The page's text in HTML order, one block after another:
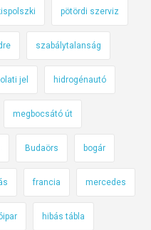
pötördi szerviz
szabálytalanság
jel hidrogénautó
megbocsátó út
Budaörs bogár
francia mercedes
hibás tábla